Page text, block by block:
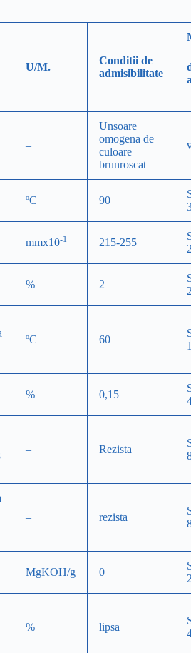
U/M.
Conditii de
admisibilitate
–
Unsoare
omogena de
culoare
brunroscat
ºC 90
mmx10-1 215-255
% 2
ºC 60
% 0,15
– Rezista
– rezista
MgKOH/g 0
% lipsa